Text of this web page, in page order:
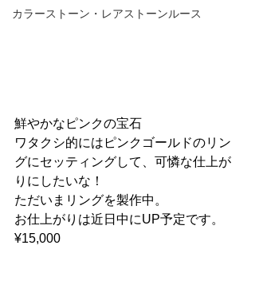
カラーストーン・レアストーンルース
鮮やかなピンクの宝石
ワタクシ的にはピンクゴールドのリン
グにセッティングして、可憐な仕上が
りにしたいな！
ただいまリングを製作中。
お仕上がりは近日中にUP予定です。
¥15,000